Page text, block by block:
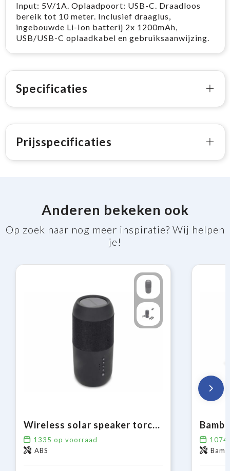
Input: 5V/1A. Oplaadpoort: USB-C. Draadloos
bereik tot 10 meter. Inclusief draaglus,
ingebouwde Li-Ion batterij 2x 1200mAh,
USB/USB-C oplaadkabel en gebruiksaanwijzing.
Specificaties
Prijsspecificaties
Anderen bekeken ook
Op zoek naar nog meer inspiratie? Wij helpen
je!
Wireless solar speaker torch 2x5W IPX6
1335 op voorraad
ABS
1074